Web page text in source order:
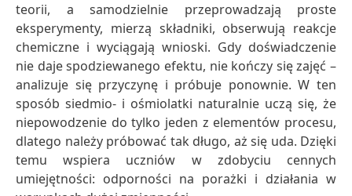
teorii, a samodzielnie przeprowadzają proste
eksperymenty, mierzą składniki, obserwują reakcje
chemiczne i wyciągają wnioski. Gdy doświadczenie
nie daje spodziewanego efektu, nie kończy się zajęć –
analizuje się przyczynę i próbuje ponownie. W ten
sposób siedmio- i ośmiolatki naturalnie uczą się, że
niepowodzenie do tylko jeden z elementów procesu,
dlatego należy próbować tak długo, aż się uda. Dzięki
temu wspiera uczniów w zdobyciu cennych
umiejętności: odporności na porażki i działania w